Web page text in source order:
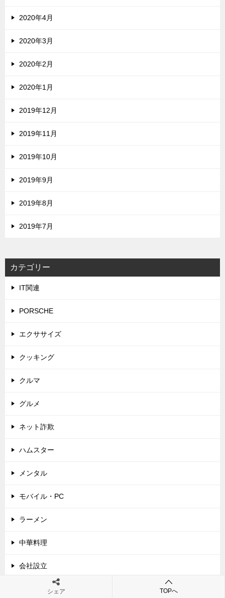
2020年4月
2020年3月
2020年2月
2020年1月
2019年12月
2019年11月
2019年10月
2019年9月
2019年8月
2019年7月
カテゴリー
IT関連
PORSCHE
エクササイズ
クッキング
クルマ
グルメ
ネット詐欺
ハムスター
メンタル
モバイル・PC
ラーメン
中華料理
会社設立
シェア TOPへ